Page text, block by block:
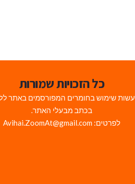
כל הזכויות שמורות
שימוש בחומרים המפורסמים באתר
בכתב מבעלי האתר.
לפרטים: Avihai.ZoomAt@gmail.com